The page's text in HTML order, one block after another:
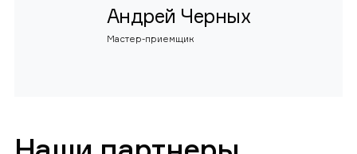
Андрей Черных
Мастер-приемщик